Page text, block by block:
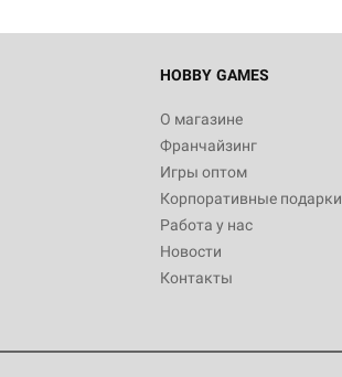
HOBBY GAMES
О магазине
Франчайзинг
Игры оптом
Корпоративные подарки
Работа у нас
Новости
Контакты